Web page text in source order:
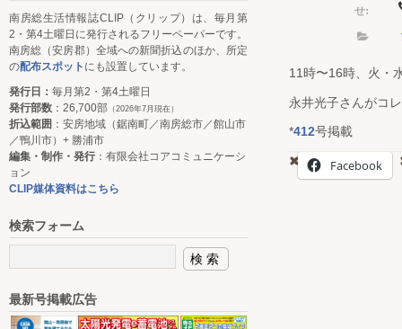
せ:
11時〜16時、火・
永井光子さんがコ
*412号掲載
Facebook
南房総生活情報誌CLIP（クリップ）は、毎月第
2・第4土曜日に発行されるフリーペーパーです。
南房総（安房郡）全域への新聞折込のほか、所定
の配布スポット にも設置しています。
発行日： 毎月第2・第4土曜日
発行部数 ：26,700部 （2026年7月現在）
折込範囲 ：安房地域（鋸南町／南房総市／館山市
／鴨川市）+ 勝浦市
編集・制作・発行：有限会社コアコミュニケーシ
ョン
CLIP媒体資料はこちら
検索フォーム
最新号掲載広告